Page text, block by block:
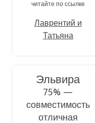
читайте по ссылке
Лаврентий и
Татьяна
Эльвира
75% —
совместимость
отличная